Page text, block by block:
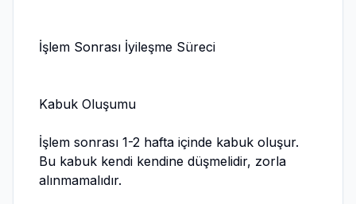
İşlem Sonrası İyileşme Süreci
Kabuk Oluşumu
İşlem sonrası 1-2 hafta içinde kabuk oluşur.
Bu kabuk kendi kendine düşmelidir, zorla
alınmamalıdır.